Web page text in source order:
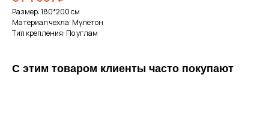
Размер: 180*200 см
Материал чехла: Мулетон
Тип крепления: По углам
С этим товаром клиенты часто покупают